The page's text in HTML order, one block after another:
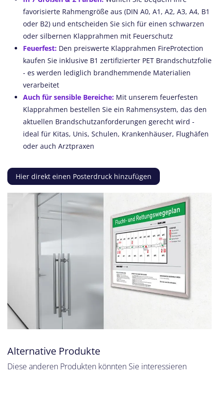
favorisierte Rahmengröße aus (DIN A0, A1, A2, A3, A4, B1
oder B2) und entscheiden Sie sich für einen schwarzen
oder silbernen Klapprahmen mit Feuerschutz
Feuerfest: Den preiswerte Klapprahmen FireProtection
kaufen Sie inklusive B1 zertifizierter PET Brandschutzfolie
- es werden lediglich brandhemmende Materialien
verarbeitet
Auch für sensible Bereiche: Mit unserem feuerfesten
Klapprahmen bestellen Sie ein Rahmensystem, das den
aktuellen Brandschutzanforderungen gerecht wird -
ideal für Kitas, Unis, Schulen, Krankenhäuser, Flughäfen
oder auch Arztpraxen
Hier direkt einen Posterdruck hinzufügen
Alternative Produkte
Diese anderen Produkten könnten Sie interessieren